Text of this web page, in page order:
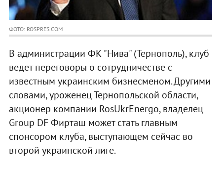
ФОТО: ROSPRES.COM
В администрации ФК "Нива" (Тернополь), клуб
ведет переговоры о сотрудничестве с
известным украинским бизнесменом. Другими
словами, уроженец Тернопольской области,
акционер компании RosUkrEnergo, владелец
Group DF Фирташ может стать главным
спонсором клуба, выступающем сейчас во
второй украинской лиге.